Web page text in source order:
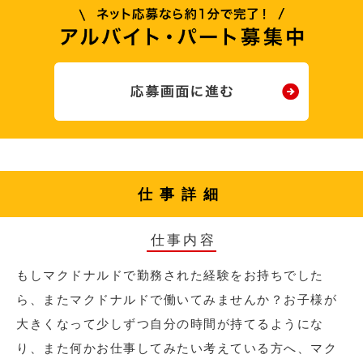
仕事詳細
仕事内容
もしマクドナルドで勤務された経験をお持ちでした
ら、またマクドナルドで働いてみませんか？お子様が
大きくなって少しずつ自分の時間が持てるようにな
り、また何かお仕事してみたい考えている方へ、マク